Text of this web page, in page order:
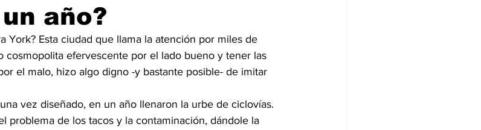
año?
York? Esta ciudad que llama la atención por miles de
cosmopolita efervescente por el lado bueno y tener las
el malo, hizo algo digno -y bastante posible- de imitar
vez diseñado, en un año llenaron la urbe de ciclovías.
problema de los tacos y la contaminación, dándole la